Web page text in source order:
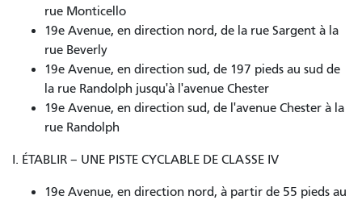
rue Monticello
19e Avenue, en direction nord, de la rue Sargent à la
rue Beverly
19e Avenue, en direction sud, de 197 pieds au sud de
la rue Randolph jusqu'à l'avenue Chester
19e Avenue, en direction sud, de l'avenue Chester à la
rue Randolph
I. ÉTABLIR – UNE PISTE CYCLABLE DE CLASSE IV
19e Avenue, en direction nord, à partir de 55 pieds au